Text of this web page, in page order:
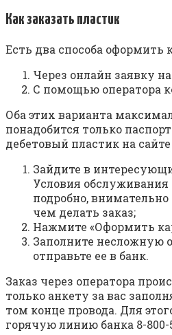
Как заказать пластик
Есть два способа оформить
Через онлайн заявку на
С помощью оператора
Оба этих варианта
понадобится только
дебетовый пластик на сайте
Зайдите в
Условия
подробно,
чем делать заказ;
Нажмите «Оформить
Заполните несложную
отправьте ее в банк.
Заказ через оператора
только анкету за вас
том конце провода. Для
горячую линию банка 8-800-